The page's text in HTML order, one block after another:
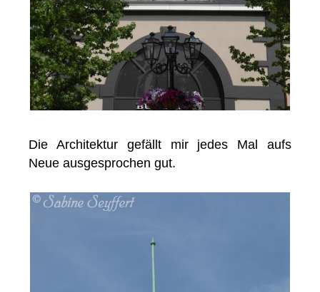
Die Architektur gefällt mir jedes Mal aufs
Neue ausgesprochen gut.